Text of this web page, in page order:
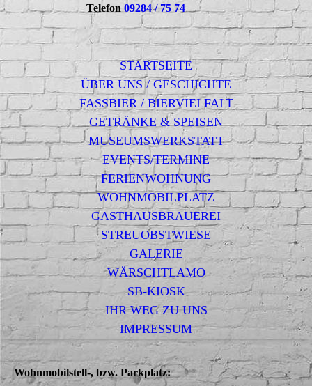
Telefon 09284 / 75 74
STARTSEITE
ÜBER UNS / GESCHICHTE
FASSBIER / BIERVIELFALT
GETRÄNKE & SPEISEN
MUSEUMSWERKSTATT
EVENTS/TERMINE
FERIENWOHNUNG
WOHNMOBILPLATZ
GASTHAUSBRAUEREI
STREUOBSTWIESE
GALERIE
WÄRSCHTLAMO
SB-KIOSK
IHR WEG ZU UNS
IMPRESSUM
Wohnmobilstell-, bzw. Parkplatz: